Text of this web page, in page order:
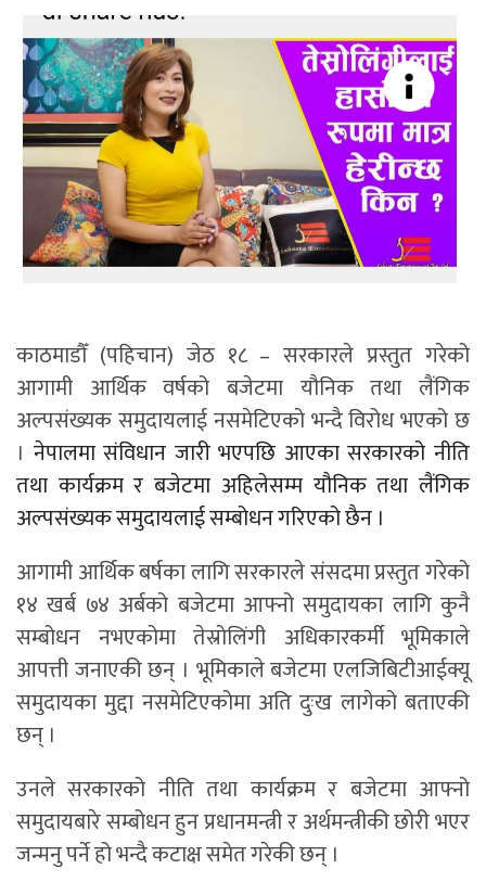
काठमाडौँ (पहिचान) जेठ १८ – सरकारले प्रस्तुत गरेको
आगामी आर्थिक वर्षको बजेटमा यौनिक तथा लैंगिक
अल्पसंख्यक समुदायलाई नसमेटिएको भन्दै विरोध भएको छ
। नेपालमा संविधान जारी भएपछि आएका सरकारको नीति
तथा कार्यक्रम र बजेटमा अहिलेसम्म यौनिक तथा लैंगिक
अल्पसंख्यक समुदायलाई सम्बोधन गरिएको छैन ।
आगामी आर्थिक बर्षका लागि सरकारले संसदमा प्रस्तुत गरेको
१४ खर्ब ७४ अर्बको बजेटमा आफ्नो समुदायका लागि कुनै
सम्बोधन नभएकोमा तेस्रोलिंगी अधिकारकर्मी भूमिकाले
आपत्ती जनाएकी छन् । भूमिकाले बजेटमा एलजिबिटीआईक्यू
समुदायका मुद्दा नसमेटिएकोमा अति दुःख लागेको बताएकी
छन् ।
उनले सरकारको नीति तथा कार्यक्रम र बजेटमा आफ्नो
समुदायबारे सम्बोधन हुन प्रधानमन्त्री र अर्थमन्त्रीकी छोरी भएर
जन्मनु पर्ने हो भन्दै कटाक्ष समेत गरेकी छन् ।